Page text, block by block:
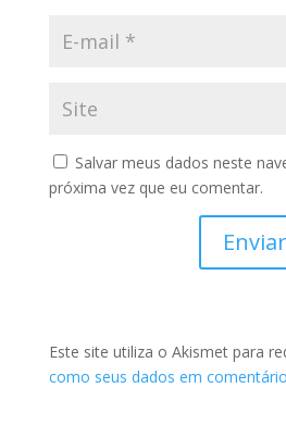
Salvar meus dados neste
próxima vez que eu comentar.
Este site utiliza o Akismet para
como seus dados em